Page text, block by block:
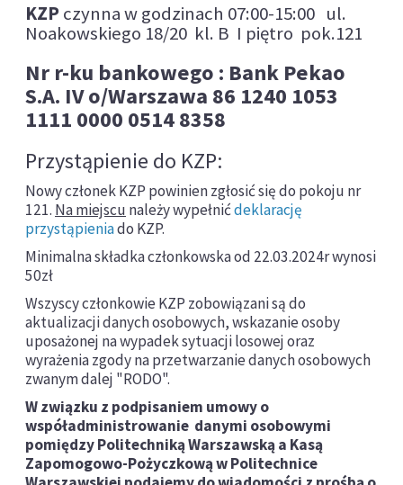
KZP czynna w godzinach 07:00-15:00 ul.
Noakowskiego 18/20 kl. B I piętro pok.121
Nr r-ku bankowego : Bank Pekao
S.A. IV o/Warszawa 86 1240 1053
1111 0000 0514 8358
Przystąpienie do KZP:
Nowy członek KZP powinien zgłosić się do pokoju nr
121. Na miejscu należy wypełnićdeklarację
przystąpieniado KZP.
Minimalna składka członkowska od 22.03.2024r wynosi
50zł
Wszyscy członkowie KZP zobowiązani są do
aktualizacji danych osobowych, wskazanie osoby
uposażonej na wypadek sytuacji losowej oraz
wyrażenia zgody na przetwarzanie danych osobowych
zwanym dalej "RODO".
W związku z podpisaniem umowy o
współadministrowanie danymi osobowymi
pomiędzy Politechniką Warszawską a Kasą
Zapomogowo-Pożyczkową w Politechnice